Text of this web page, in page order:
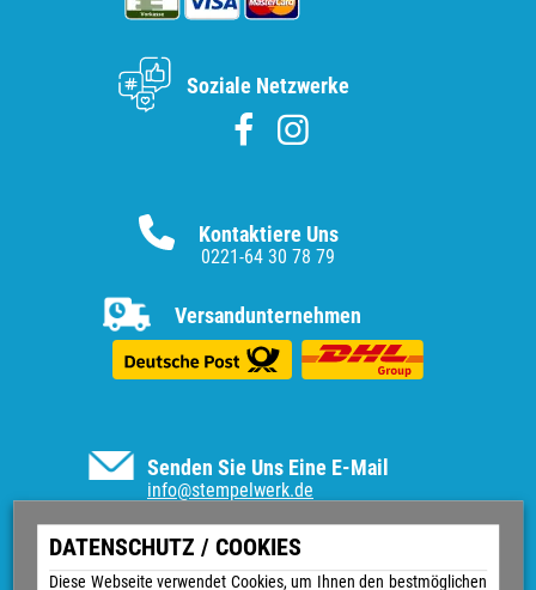
DATENSCHUTZ / COOKIES
Diese Webseite verwendet Cookies, um Ihnen den bestmöglichen
Senden Sie Uns Eine E-Mail
info@stempelwerk.de
Informationen
Vertrag widerrufen
Kontaktiere Uns
0221-64 30 78 79
Versandunternehmen
Soziale Netzwerke